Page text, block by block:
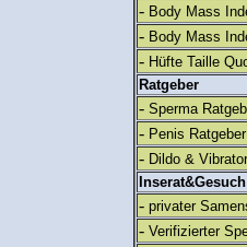
- Body Mass
- Body Mass
- Hüfte Taille
Ratgeber
- Sperma
- Penis Ratgeber
- Dildo & Vibrator
- privater
- Verifizierter